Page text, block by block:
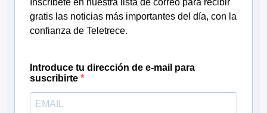
Inscríbete en nuestra lista de correo para recibir
gratis las noticias más importantes del día, con la
confianza de Teletrece.
Introduce tu dirección de e-mail para
suscribirte